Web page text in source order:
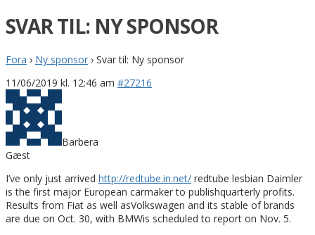
SVAR TIL: NY SPONSOR
Fora › Ny sponsor › Svar til: Ny sponsor
11/06/2019 kl. 12:46 am #27216
Barbera
Gæst
I’ve only just arrived http://redtube.in.net/ redtube lesbian Daimler
is the first major European carmaker to publishquarterly profits.
Results from Fiat as well asVolkswagen and its stable of brands
are due on Oct. 30, with BMWis scheduled to report on Nov. 5.